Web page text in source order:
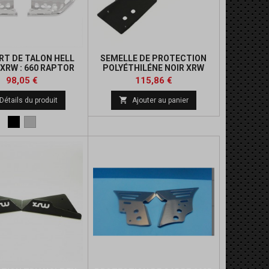
DE TALON HELL
: 660 RAPTOR
Prix
98,05 €
base
Détails du produit
SEMELLE DE PROTECTION
POLYÉTHILÉNE NOIR XRW
POUR 660 RAPTOR
Prix
115,86 €Prix
de
base
 Ajouter au panier